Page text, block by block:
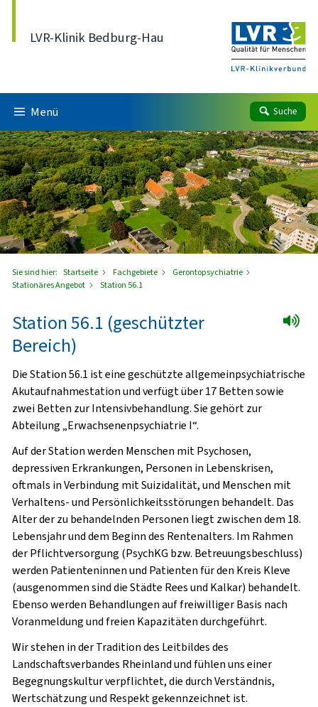
LVR-Klinik Bedburg-Hau
Menü Suche
Sie sind hier: Startseite Fachgebiete
Gerontopsychiatrie
Stationäres Angebot
Station 56.1
Station 56.1 (geschützter
Bereich)
Die Station 56.1 ist eine geschützte allgemeinpsychiatrische
Akutaufnahmestation und verfügt über 17 Betten sowie
zwei Betten zur Intensivbehandlung. Sie gehört zur
Abteilung „Erwachsenenpsychiatrie I“.
Auf der Station werden Menschen mit Psychosen,
depressiven Erkrankungen, Personen in Lebenskrisen,
oftmals in Verbindung mit Suizidalität, und Menschen mit
Verhaltens- und Persönlichkeitsstörungen behandelt. Das
Alter der zu behandelnden Personen liegt zwischen dem 18.
Lebensjahr und dem Beginn des Rentenalters. Im Rahmen
der Pflichtversorgung (PsychKG bzw. Betreuungsbeschluss)
werden Patienteninnen und Patienten für den Kreis Kleve
(ausgenommen sind die Städte Rees und Kalkar) behandelt.
Ebenso werden Behandlungen auf freiwilliger Basis nach
Voranmeldung und freien Kapazitäten durchgeführt.
Wir stehen in der Tradition des Leitbildes des
Landschaftsverbandes Rheinland und fühlen uns einer
Begegnungskultur verpflichtet, die durch Verständnis,
Wertschätzung und Respekt gekennzeichnet ist.